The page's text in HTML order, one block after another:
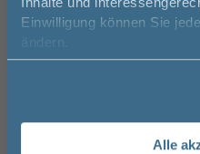
Einwilligung können Sie
ändern.
Alle
Glas Grau - Eiche
Lieferzeit: